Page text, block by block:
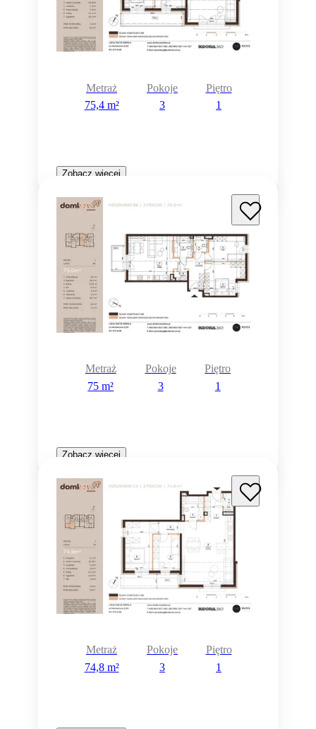
Metraż
75,4 m²
Pokoje
3
Piętro
1
Zobacz więcej
Metraż
75 m²
Pokoje
3
Piętro
1
Zobacz więcej
Metraż
74,8 m²
Pokoje
3
Piętro
1